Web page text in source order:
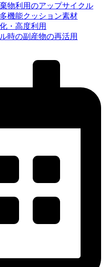
物利用のアップサイクル
機能クッション素材
・高度利用
時の副産物の再活用